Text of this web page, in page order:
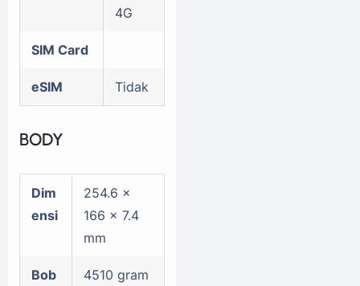
4G
SIM Card
eSIM Tidak
BODY
Dim
ensi
254.6 x
166 x 7.4
mm
Bob
4510 gram